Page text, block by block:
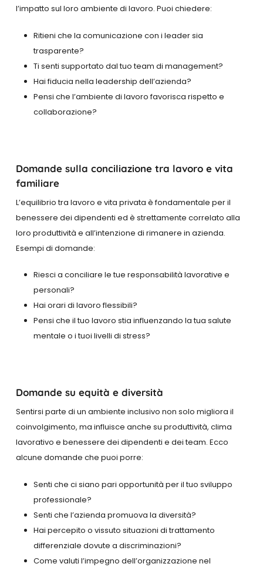
l’impatto sul loro ambiente di lavoro. Puoi chiedere:
Ritieni che la comunicazione con i leader sia
trasparente?
Ti senti supportato dal tuo team di management?
Hai fiducia nella leadership dell’azienda?
Pensi che l’ambiente di lavoro favorisca rispetto e
collaborazione?
Domande sulla conciliazione tra lavoro e vita
familiare
L’equilibrio tra lavoro e vita privata è fondamentale per il
benessere dei dipendenti ed è strettamente correlato alla
loro produttività e all’intenzione di rimanere in azienda.
Esempi di domande:
Riesci a conciliare le tue responsabilità lavorative e
personali?
Hai orari di lavoro flessibili?
Pensi che il tuo lavoro stia influenzando la tua salute
mentale o i tuoi livelli di stress?
Domande su equità e diversità
Sentirsi parte di un ambiente inclusivo non solo migliora il
coinvolgimento, ma influisce anche su produttività, clima
lavorativo e benessere dei dipendenti e dei team. Ecco
alcune domande che puoi porre:
Senti che ci siano pari opportunità per il tuo sviluppo
professionale?
Senti che l’azienda promuova la diversità?
Hai percepito o vissuto situazioni di trattamento
differenziale dovute a discriminazioni?
Come valuti l’impegno dell’organizzazione nel